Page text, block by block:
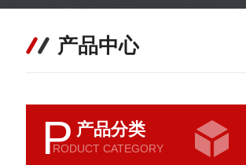
产品中心
P 产品分类
RODUCT CATEGORY